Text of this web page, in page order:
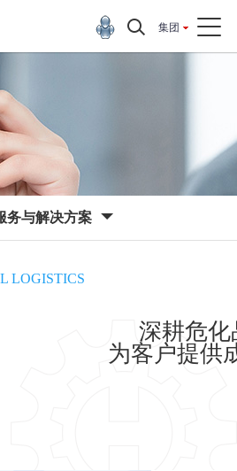
集团
务与解决方案
LOGISTICS
物流行业近
成熟的物流运